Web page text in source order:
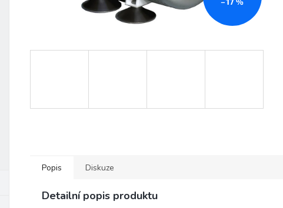
Popis Diskuze
Detailní popis produktu